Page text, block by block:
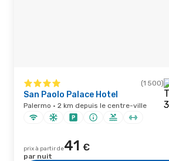
(1 500)
San Paolo Palace Hotel
Palermo · 2 km depuis le centre-ville
prix à partir de41 €
par nuit